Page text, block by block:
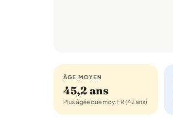
ÂGE MOYEN
45,2 ans
Plus âgée que moy. FR (42 ans)